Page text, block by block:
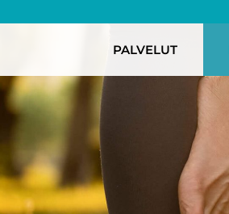
PALVELUT